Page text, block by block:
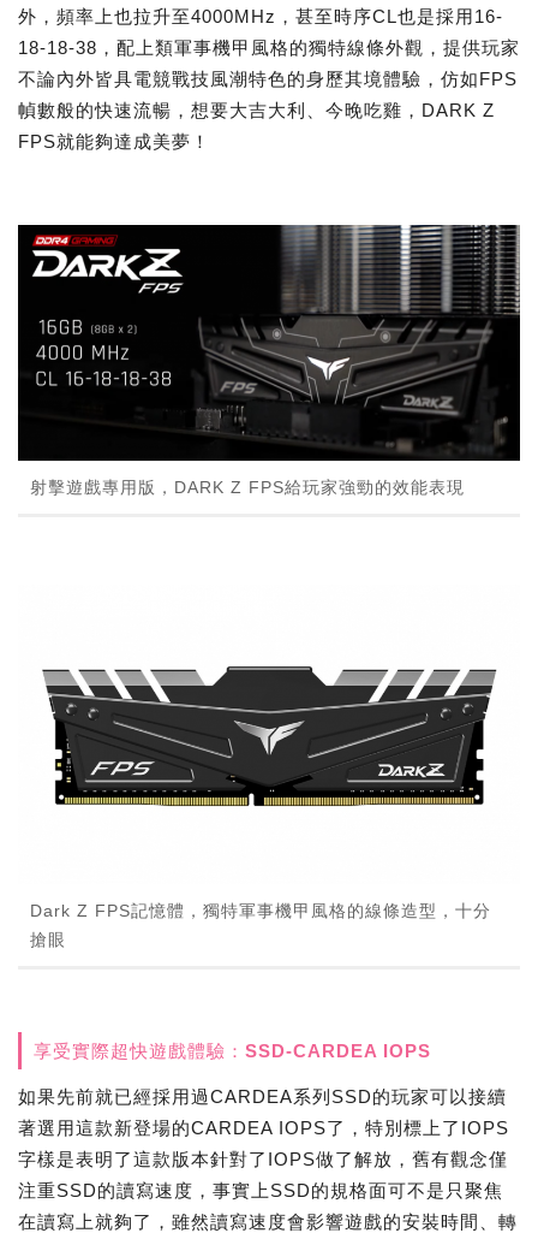
外，頻率上也拉升至4000MHz，甚至時序CL也是採用16-
18-18-38，配上類軍事機甲風格的獨特線條外觀，提供玩家
不論內外皆具電競戰技風潮特色的身歷其境體驗，仿如FPS
幀數般的快速流暢，想要大吉大利、今晚吃雞，DARK Z
FPS就能夠達成美夢！
射擊遊戲專用版，DARK Z FPS給玩家強勁的效能表現
Dark Z FPS記憶體，獨特軍事機甲風格的線條造型，十分
搶眼
享受實際超快遊戲體驗：SSD-CARDEA IOPS
如果先前就已經採用過CARDEA系列SSD的玩家可以接續
著選用這款新登場的CARDEA IOPS了，特別標上了IOPS
字樣是表明了這款版本針對了IOPS做了解放，舊有觀念僅
注重SSD的讀寫速度，事實上SSD的規格面可不是只聚焦
在讀寫上就夠了，雖然讀寫速度會影響遊戲的安裝時間、轉